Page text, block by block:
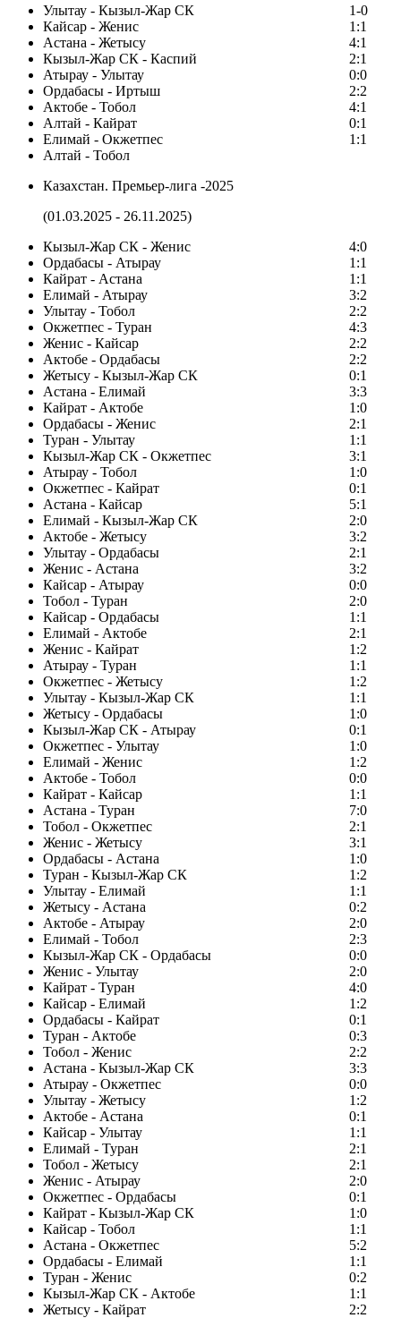
Улытау - Кызыл-Жар СК
1-0
Кайсар - Женис
1:1
Астана - Жетысу
4:1
Кызыл-Жар СК - Каспий
2:1
Атырау - Улытау
0:0
Ордабасы - Иртыш
2:2
Актобе - Тобол
4:1
Алтай - Кайрат
0:1
Елимай - Окжетпес
1:1
Алтай - Тобол
Казахстан. Премьер-лига -2025
(01.03.2025 - 26.11.2025)
Кызыл-Жар СК - Женис
4:0
Ордабасы - Атырау
1:1
Кайрат - Астана
1:1
Елимай - Атырау
3:2
Улытау - Тобол
2:2
Окжетпес - Туран
4:3
Женис - Кайсар
2:2
Актобе - Ордабасы
2:2
Жетысу - Кызыл-Жар СК
0:1
Астана - Елимай
3:3
Кайрат - Актобе
1:0
Ордабасы - Женис
2:1
Туран - Улытау
1:1
Кызыл-Жар СК - Окжетпес
3:1
Атырау - Тобол
1:0
Окжетпес - Кайрат
0:1
Астана - Кайсар
5:1
Елимай - Кызыл-Жар СК
2:0
Актобе - Жетысу
3:2
Улытау - Ордабасы
2:1
Женис - Астана
3:2
Кайсар - Атырау
0:0
Тобол - Туран
2:0
Кайсар - Ордабасы
1:1
Елимай - Актобе
2:1
Женис - Кайрат
1:2
Атырау - Туран
1:1
Окжетпес - Жетысу
1:2
Улытау - Кызыл-Жар СК
1:1
Жетысу - Ордабасы
1:0
Кызыл-Жар СК - Атырау
0:1
Окжетпес - Улытау
1:0
Елимай - Женис
1:2
Актобе - Тобол
0:0
Кайрат - Кайсар
1:1
Астана - Туран
7:0
Тобол - Окжетпес
2:1
Женис - Жетысу
3:1
Ордабасы - Астана
1:0
Туран - Кызыл-Жар СК
1:2
Улытау - Елимай
1:1
Жетысу - Астана
0:2
Актобе - Атырау
2:0
Елимай - Тобол
2:3
Кызыл-Жар СК - Ордабасы
0:0
Женис - Улытау
2:0
Кайрат - Туран
4:0
Кайсар - Елимай
1:2
Ордабасы - Кайрат
0:1
Туран - Актобе
0:3
Тобол - Женис
2:2
Астана - Кызыл-Жар СК
3:3
Атырау - Окжетпес
0:0
Улытау - Жетысу
1:2
Актобе - Астана
0:1
Кайсар - Улытау
1:1
Елимай - Туран
2:1
Тобол - Жетысу
2:1
Женис - Атырау
2:0
Окжетпес - Ордабасы
0:1
Кайрат - Кызыл-Жар СК
1:0
Кайсар - Тобол
1:1
Астана - Окжетпес
5:2
Ордабасы - Елимай
1:1
Туран - Женис
0:2
Кызыл-Жар СК - Актобе
1:1
Жетысу - Кайрат
2:2